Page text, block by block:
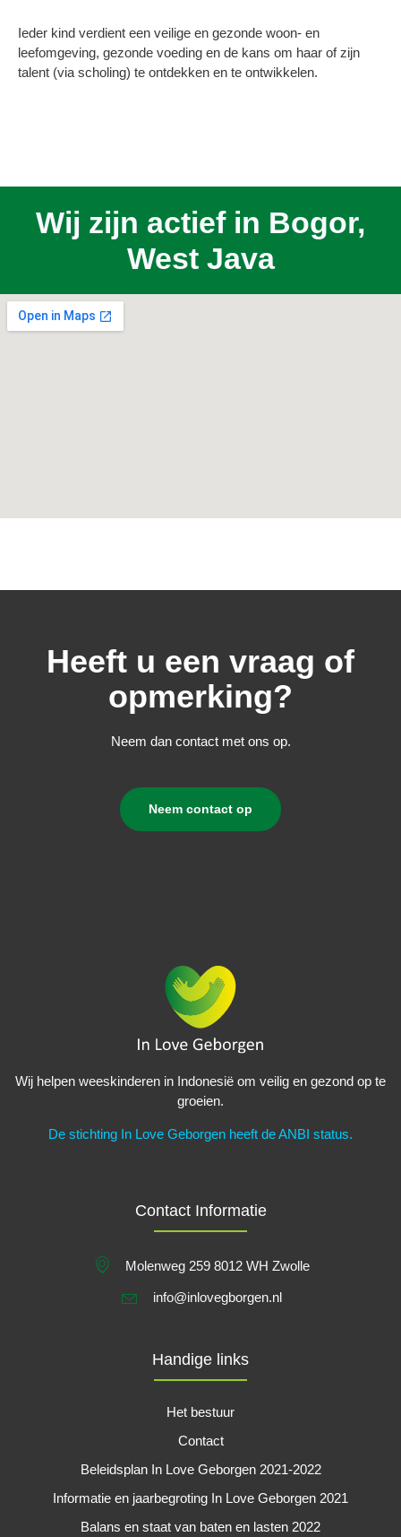
Ieder kind verdient een veilige en gezonde woon- en
leefomgeving, gezonde voeding en de kans om haar of zijn
talent (via scholing) te ontdekken en te ontwikkelen.
Wij zijn actief in Bogor,
West Java
Heeft u een vraag of
opmerking?
Neem dan contact met ons op.
Neem contact op
Wij helpen weeskinderen in Indonesië om veilig en gezond op te
groeien.
De stichting In Love Geborgen heeft de ANBI status.
Contact Informatie
Molenweg 259 8012 WH Zwolle
info@inlovegborgen.nl
Handige links
Het bestuur
Contact
Beleidsplan In Love Geborgen 2021-2022
Informatie en jaarbegroting In Love Geborgen 2021
Balans en staat van baten en lasten 2022